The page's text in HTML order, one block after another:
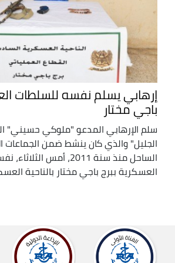
إرهابي يسلم نفسه للسلطات
باجي مختار
سلم الإرهابي المدعو "ملوكي حسيني"
الجليل" والذي كان ينشط ضمن الجماعات
الساحل منذ سنة 2011، أمس
العسكرية ببرج باجي مختار بالناحية